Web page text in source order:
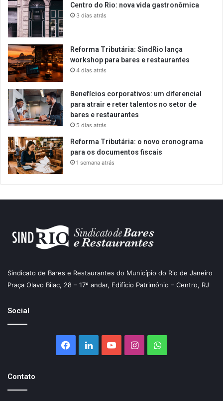
Centro do Rio: nova vida gastronômica
3 dias atrás
Reforma Tributária: SindRio lança
workshop para bares e restaurantes
4 dias atrás
Benefícios corporativos: um diferencial
para atrair e reter talentos no setor de
bares e restaurantes
5 dias atrás
Reforma Tributária: o novo cronograma
para os documentos fiscais
1 semana atrás
Sindicato de Bares e Restaurantes do Município do Rio de Janeiro
Praça Olavo Bilac, 28 – 17º andar, Edifício Patrimônio – Centro, RJ
Social
Facebook
LinkedinYouTubeInstagramWhatsApp
Contato